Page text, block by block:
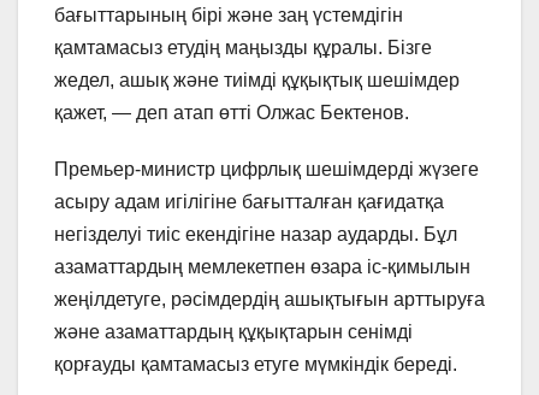
бағыттарының бірі және заң үстемдігін
қамтамасыз етудің маңызды құралы. Бізге
жедел, ашық және тиімді құқықтық шешімдер
қажет, — деп атап өтті Олжас Бектенов.
Премьер-министр цифрлық шешімдерді жүзеге
асыру адам игілігіне бағытталған қағидатқа
негізделуі тиіс екендігіне назар аударды. Бұл
азаматтардың мемлекетпен өзара іс-қимылын
жеңілдетуге, рәсімдердің ашықтығын арттыруға
және азаматтардың құқықтарын сенімді
қорғауды қамтамасыз етуге мүмкіндік береді.